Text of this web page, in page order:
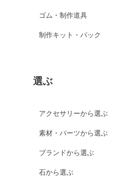
ゴム・制作道具
制作キット・パック
選ぶ
アクセサリーから選ぶ
素材・パーツから選ぶ
ブランドから選ぶ
石から選ぶ